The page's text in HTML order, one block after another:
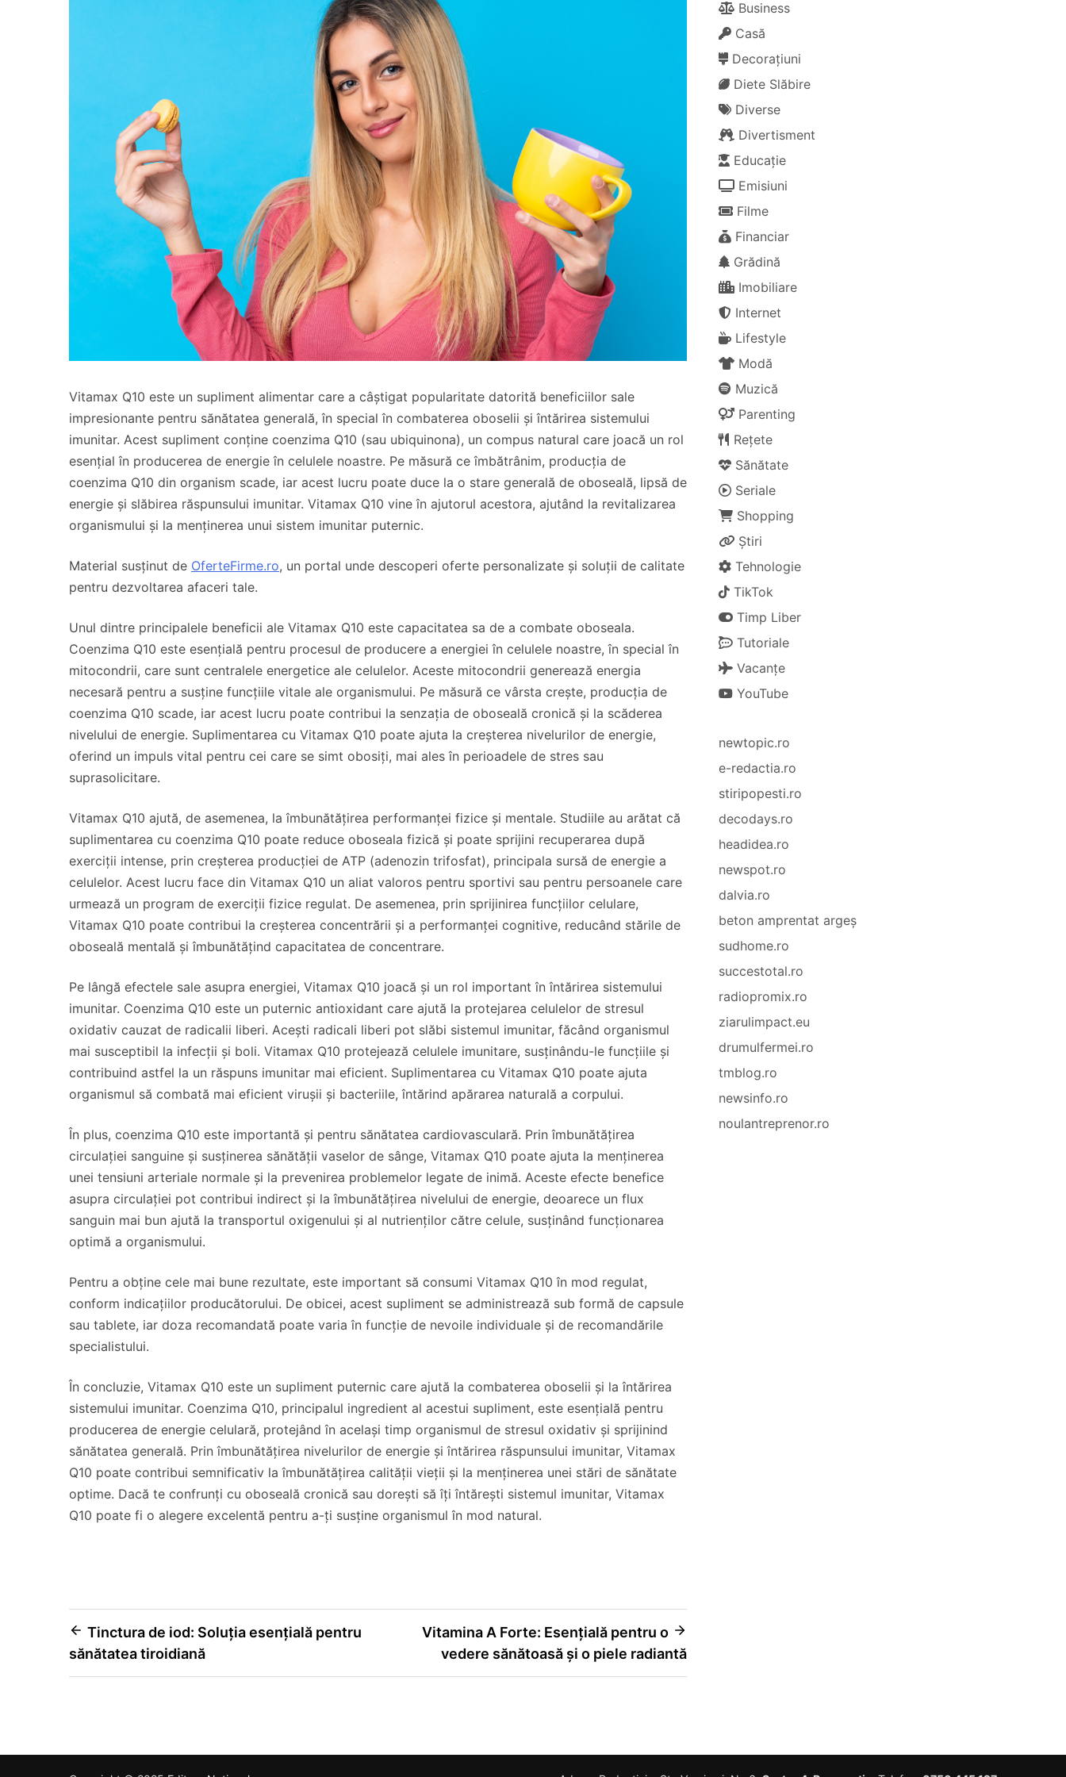
Vitamax Q10 este un supliment alimentar care a câștigat popularitate datorită beneficiilor sale
impresionante pentru sănătatea generală, în special în combaterea oboselii și întărirea sistemului
imunitar. Acest supliment conține coenzima Q10 (sau ubiquinona), un compus natural care joacă un rol
esențial în producerea de energie în celulele noastre. Pe măsură ce îmbătrânim, producția de
coenzima Q10 din organism scade, iar acest lucru poate duce la o stare generală de oboseală, lipsă de
energie și slăbirea răspunsului imunitar. Vitamax Q10 vine în ajutorul acestora, ajutând la revitalizarea
organismului și la menținerea unui sistem imunitar puternic.
Material susținut de OferteFirme.ro, un portal unde descoperi oferte personalizate și soluții de calitate
pentru dezvoltarea afaceri tale.
Unul dintre principalele beneficii ale Vitamax Q10 este capacitatea sa de a combate oboseala.
Coenzima Q10 este esențială pentru procesul de producere a energiei în celulele noastre, în special în
mitocondrii, care sunt centralele energetice ale celulelor. Aceste mitocondrii generează energia
necesară pentru a susține funcțiile vitale ale organismului. Pe măsură ce vârsta crește, producția de
coenzima Q10 scade, iar acest lucru poate contribui la senzația de oboseală cronică și la scăderea
nivelului de energie. Suplimentarea cu Vitamax Q10 poate ajuta la creșterea nivelurilor de energie,
oferind un impuls vital pentru cei care se simt obosiți, mai ales în perioadele de stres sau
suprasolicitare.
Vitamax Q10 ajută, de asemenea, la îmbunătățirea performanței fizice și mentale. Studiile au arătat că
suplimentarea cu coenzima Q10 poate reduce oboseala fizică și poate sprijini recuperarea după
exerciții intense, prin creșterea producției de ATP (adenozin trifosfat), principala sursă de energie a
celulelor. Acest lucru face din Vitamax Q10 un aliat valoros pentru sportivi sau pentru persoanele care
urmează un program de exerciții fizice regulat. De asemenea, prin sprijinirea funcțiilor celulare,
Vitamax Q10 poate contribui la creșterea concentrării și a performanței cognitive, reducând stările de
oboseală mentală și îmbunătățind capacitatea de concentrare.
Pe lângă efectele sale asupra energiei, Vitamax Q10 joacă și un rol important în întărirea sistemului
imunitar. Coenzima Q10 este un puternic antioxidant care ajută la protejarea celulelor de stresul
oxidativ cauzat de radicalii liberi. Acești radicali liberi pot slăbi sistemul imunitar, făcând organismul
mai susceptibil la infecții și boli. Vitamax Q10 protejează celulele imunitare, susținându-le funcțiile și
contribuind astfel la un răspuns imunitar mai eficient. Suplimentarea cu Vitamax Q10 poate ajuta
organismul să combată mai eficient virușii și bacteriile, întărind apărarea naturală a corpului.
În plus, coenzima Q10 este importantă și pentru sănătatea cardiovasculară. Prin îmbunătățirea
circulației sanguine și susținerea sănătății vaselor de sânge, Vitamax Q10 poate ajuta la menținerea
unei tensiuni arteriale normale și la prevenirea problemelor legate de inimă. Aceste efecte benefice
asupra circulației pot contribui indirect și la îmbunătățirea nivelului de energie, deoarece un flux
sanguin mai bun ajută la transportul oxigenului și al nutrienților către celule, susținând funcționarea
optimă a organismului.
Pentru a obține cele mai bune rezultate, este important să consumi Vitamax Q10 în mod regulat,
conform indicațiilor producătorului. De obicei, acest supliment se administrează sub formă de capsule
sau tablete, iar doza recomandată poate varia în funcție de nevoile individuale și de recomandările
specialistului.
În concluzie, Vitamax Q10 este un supliment puternic care ajută la combaterea oboselii și la întărirea
sistemului imunitar. Coenzima Q10, principalul ingredient al acestui supliment, este esențială pentru
producerea de energie celulară, protejând în același timp organismul de stresul oxidativ și sprijinind
sănătatea generală. Prin îmbunătățirea nivelurilor de energie și întărirea răspunsului imunitar, Vitamax
Q10 poate contribui semnificativ la îmbunătățirea calității vieții și la menținerea unei stări de sănătate
optime. Dacă te confrunți cu oboseală cronică sau dorești să îți întărești sistemul imunitar, Vitamax
Q10 poate fi o alegere excelentă pentru a-ți susține organismul în mod natural.
Navigare
în
Tinctura de iod: Soluția esențială pentru
sănătatea tiroidiană
Vitamina A Forte: Esențială pentru o
vedere sănătoasă și o piele radiantă
Business
Casă
Decorațiuni
Diete Slăbire
Diverse
Divertisment
Educație
Emisiuni
Filme
Financiar
Grădină
Imobiliare
Internet
Lifestyle
Modă
Muzică
Parenting
Rețete
Sănătate
Seriale
Shopping
Știri
Tehnologie
TikTok
Timp Liber
Tutoriale
Vacanțe
YouTube
newtopic.ro
e-redactia.ro
stiripopesti.ro
decodays.ro
headidea.ro
newspot.ro
dalvia.ro
beton amprentat argeș
sudhome.ro
succestotal.ro
radiopromix.ro
ziarulimpact.eu
drumulfermei.ro
tmblog.ro
newsinfo.ro
noulantreprenor.ro